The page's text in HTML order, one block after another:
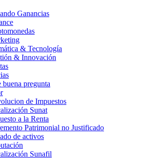
Ganancias
& Tecnología
& Innovación
buena pregunta
de Impuestos
Sunat
a la Renta
Patrimonial no Justificado
de activos
Sunafil